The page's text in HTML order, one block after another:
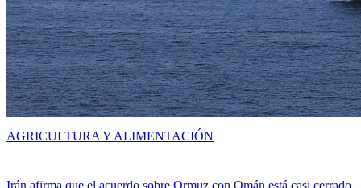
AGRICULTURA Y ALIMENTACIÓN